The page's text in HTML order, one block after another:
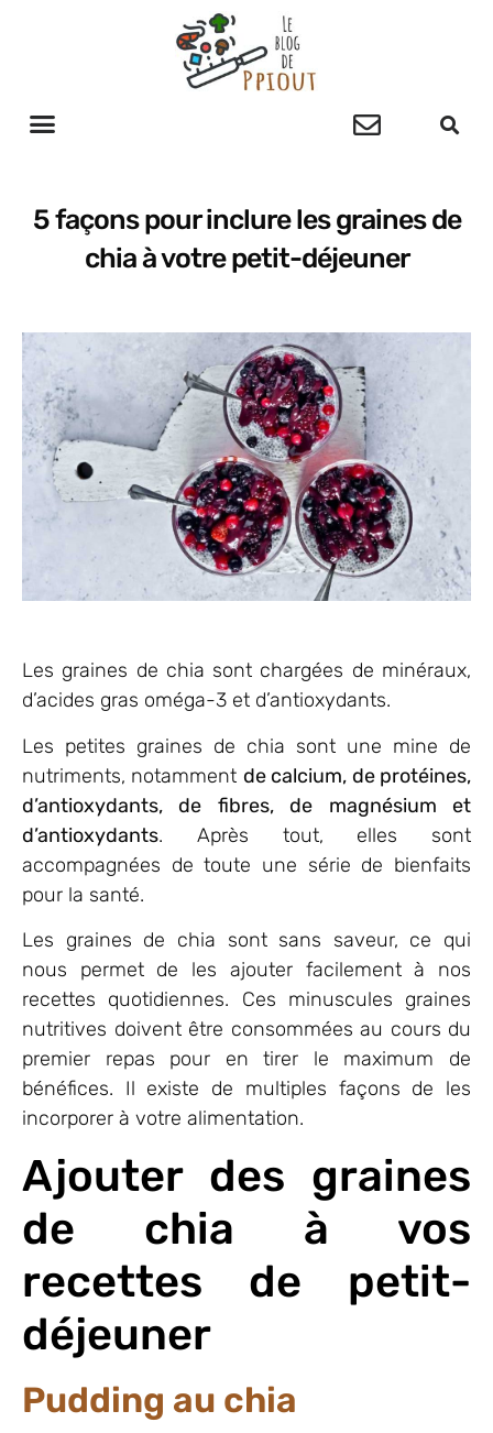
5 façons pour inclure les graines de
chia à votre petit-déjeuner
Les graines de chia sont chargées de minéraux,
d’acides gras oméga-3 et d’antioxydants.
Les petites graines de chia sont une mine de
nutriments, notamment de calcium, de protéines,
d’antioxydants, de fibres, de magnésium et
d’antioxydants. Après tout, elles sont
accompagnées de toute une série de bienfaits
pour la santé.
Les graines de chia sont sans saveur, ce qui
nous permet de les ajouter facilement à nos
recettes quotidiennes. Ces minuscules graines
nutritives doivent être consommées au cours du
premier repas pour en tirer le maximum de
bénéfices. Il existe de multiples façons de les
incorporer à votre alimentation.
Ajouter des graines
de chia à vos
recettes de petit-
déjeuner
Pudding au chia